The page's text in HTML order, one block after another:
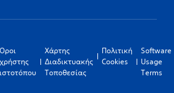
Όροι
χρήστης
ιστοτόπου
Χάρτης
Διαδικτυακής
Τοποθεσίας
Πολιτική
Cookies
Software
Usage
Terms